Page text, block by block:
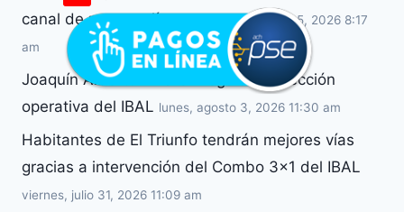
canal de pago en línea
miércoles, agosto 5, 2026 8:17
am
Joaquín Alberto Álvarez llega a la dirección
operativa del IBAL lunes, agosto 3, 2026 11:30 am
Habitantes de El Triunfo tendrán mejores vías
gracias a intervención del Combo 3×1 del IBAL
viernes, julio 31, 2026 11:09 am